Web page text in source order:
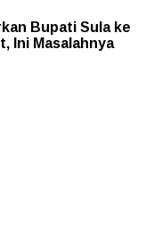
Bupati Sula ke
Ini Masalahnya